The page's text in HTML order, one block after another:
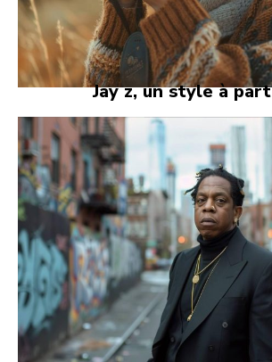
Jay z, un style à part